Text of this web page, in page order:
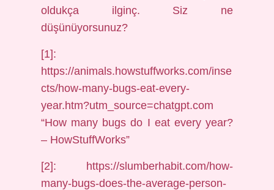
oldukça ilginç. Siz ne
düşünüyorsunuz?
[1]:
https://animals.howstuffworks.com/inse
cts/how-many-bugs-eat-every-
year.htm?utm_source=chatgpt.com
“How many bugs do I eat every year?
– HowStuffWorks”
[2]: https://slumberhabit.com/how-
many-bugs-does-the-average-person-